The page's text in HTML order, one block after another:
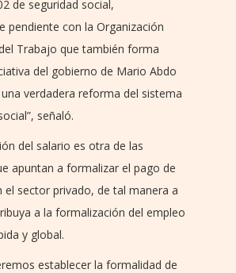
de seguridad social,
pendiente con la Organización
Trabajo que también forma
del gobierno de Mario Abdo
verdadera reforma del sistema
señaló.
del salario es otra de las
apuntan a formalizar el pago de
el sector privado, de tal manera a
a la formalización del empleo
y global.
establecer la formalidad de